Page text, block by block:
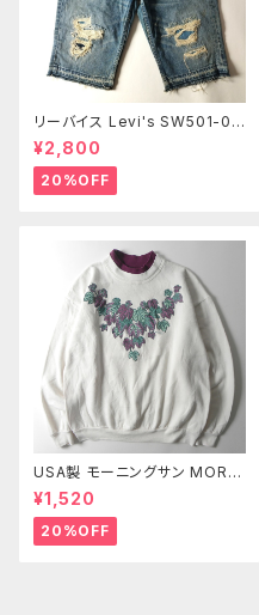
リーバイス Levi's SW501-00
43 13OZデニム ユーズドルック
ボタンフライ クラッシュ加工ハ
ーフパンツ ショーツ L レディー
ス m0723-7
¥2,800
20%OFF
USA製 モーニングサン MORNI
NG SUN PETITE 90's プリン
トスウェットシャツ トレーナー 2
枚襟 葉っぱ ブドウ M ヴィンテ
ージ
¥1,520
20%OFF